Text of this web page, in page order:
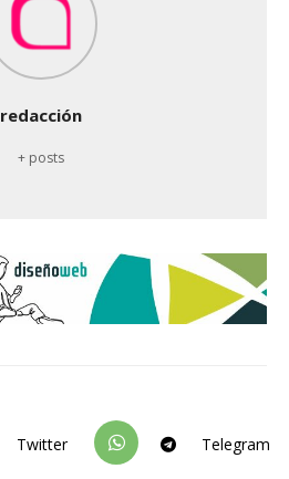
redacción
+ posts
Twitter Telegram